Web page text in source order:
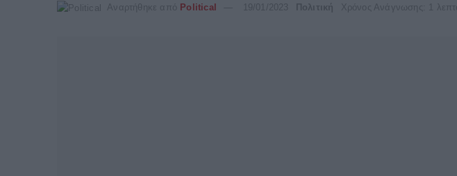
Αναρτήθηκε από Political 19/01/2023 Πολιτική Χρόνος Ανάγνωσης: 1 λεπτό